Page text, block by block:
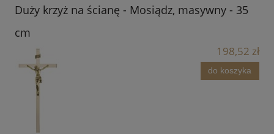
Duży krzyż na ścianę - Mosiądz, masywny - 35
cm
198,52 zł
do koszyka